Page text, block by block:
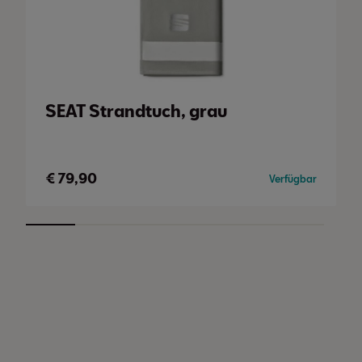
SEAT Strandtuch, grau
€79,90 Verfügbar